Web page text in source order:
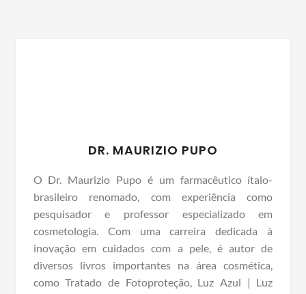
DR. MAURIZIO PUPO
O Dr. Maurizio Pupo é um farmacêutico ítalo-
brasileiro renomado, com experiência como
pesquisador e professor especializado em
cosmetologia. Com uma carreira dedicada à
inovação em cuidados com a pele, é autor de
diversos livros importantes na área cosmética,
como Tratado de Fotoproteção, Luz Azul | Luz